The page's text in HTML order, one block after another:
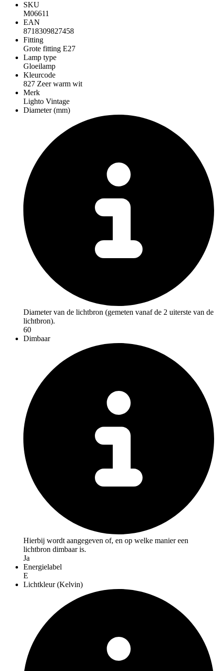
SKU
M06611
EAN
8718309827458
Fitting
Grote fitting E27
Lamp type
Gloeilamp
Kleurcode
827 Zeer warm wit
Merk
Lighto Vintage
Diameter (mm)
Diameter van de lichtbron (gemeten vanaf de 2 uiterste van de
lichtbron).
60
Dimbaar
Hierbij wordt aangegeven of, en op welke manier een
lichtbron dimbaar is.
Ja
Energielabel
E
Lichtkleur (Kelvin)